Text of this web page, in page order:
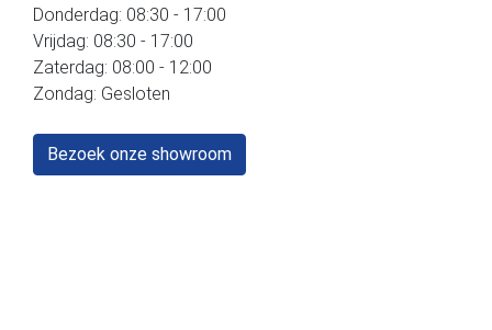
Donderdag: 08:30 - 17:00
Vrijdag: 08:30 - 17:00
Zaterdag: 08:00 - 12:00
Zondag: Gesloten
Bezoek onze showroom